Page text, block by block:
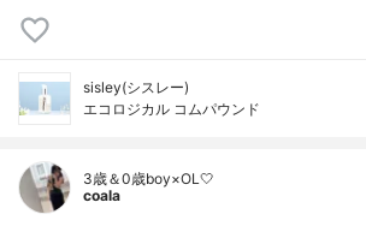
sisley(シスレー)
エコロジカル コムパウンド
3歳＆0歳boy×OL🤍
coala